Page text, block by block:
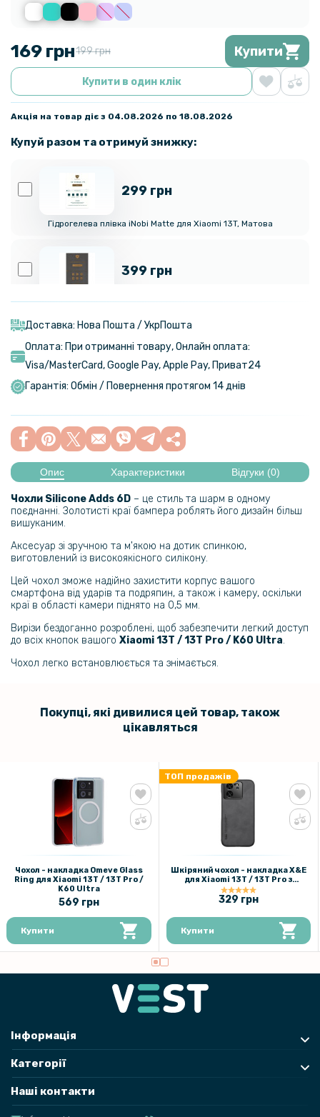
169 грн199 грн Купити
Купити в один клік
Акція на товар діє з 04.08.2026 по 18.08.2026
Купуй разом та отримуй знижку:
299 грн
Гідрогелева плівка iNobi Matte для Xiaomi 13T, Матова
399 грн
Гідрогелева плівка iNobi Privacy Matte для Xiaomi 13T (Антишпигун)
299 грн
Гідрогелева плівка iNobi Matte для Xiaomi 13T Pro, Матова
399 грн
Гідрогелева плівка iNobi Privacy Matte для Xiaomi 13T Pro
(Антишпигун)
299 грн
Гідрогелева плівка iNobi Matte для Xiaomi 13T Pro на задню панель,
Матова
299 грн
Гідрогелева плівка iNobi Matte для Xiaomi 13T на задню панель,
299 грн
Чохол-книжка дзеркало Clear View для Xiaomi Redmi 9A
569 грн
Чохол - накладка Omeve Glass Ring для Xiaomi 13T / 13T Pro / K60
299 грн
Захисне скло Privacy Screen для Xiaomi 14T / 14T Pro, Black
389 грн
Ремінець Nylon Run для смартгодинників Amazfit Bip 6 / 5 / T-Rex 3
з універсальним кріпленням, 22mm
199 грн
Доставка: Нова Пошта / УкрПошта
Оплата: При отриманні товару, Онлайн оплата:
Visa/MasterСard, Google Pay, Apple Pay, Приват24
Гарантія: Обмін / Повернення протягом 14 днів
Опис Характеристики Відгуки (0)
Чохли Silicone Adds 6D – це стиль та шарм в одному
поєднанні. Золотисті краї бампера роблять його дизайн більш
вишуканим.
Аксесуар зі зручною та м'якою на дотик спинкою,
виготовлений із високоякісного силікону.
Цей чохол зможе надійно захистити корпус вашого
смартфона від ударів та подряпин, а також і камеру, оскільки
краї в області камери піднято на 0,5 мм.
Вирізи бездоганно розроблені, щоб забезпечити легкий доступ
до всіх кнопок вашого Xiaomi 13T / 13T Pro / K60 Ultra.
Чохол легко встановлюється та знімається.
Покупці, які дивилися цей товар, також
цікавляться
Чохол - накладка Omeve Glass
Ring для Xiaomi 13T / 13T Pro /
K60 Ultra
569 грн
Купити
ТОП продажів
Шкіряний чохол - накладка X&E
для Xiaomi 13T / 13T Pro з
металевою вставкою
329 грн
Купити
Інформація
Категорії
Наші контакти